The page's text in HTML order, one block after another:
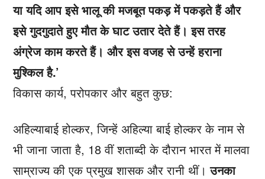
या यदि आप इसे भालू की मजबूत पकड़ में पकड़ते हैं और
इसे गुदगुदाते हुए मौत के घाट उतार देते हैं। इस तरह
अंग्रेज काम करते हैं। और इस वजह से उन्हें हराना
मुश्किल है.’
विकास कार्य, परोपकार और बहुत कुछ:
अहिल्याबाई होल्कर, जिन्हें अहिल्या बाई होल्कर के नाम से
भी जाना जाता है, 18 वीं शताब्दी के दौरान भारत में मालवा
साम्राज्य की एक प्रमुख शासक और रानी थीं।उनका